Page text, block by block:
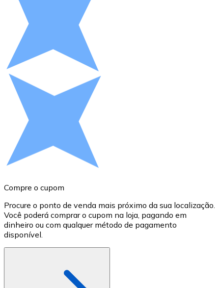
Ver tudo
Compre criptomoedas com dinheiro e outros métodos
Comprar com dinheiro
Transferência SEPA
Adicione fundos à sua conta Bitnovo ou faça
Comprar com transferência bancária
Cartão de crédito / débito
Use cartões Visa e Mastercard para comprar
Loja - Cartões-presente
Novo
Compre cartões-presente das suas marcas favoritas
Compre o cupom
Procure o ponto de venda mais próximo da sua localização.
Você poderá comprar o cupom na loja, pagando em
dinheiro ou com qualquer método de pagamento
disponível.